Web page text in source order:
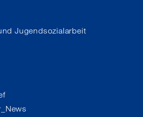
Jugendsozialarbeit